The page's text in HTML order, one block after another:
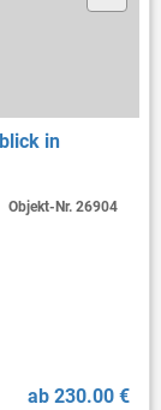
in
ab 230.00 €
Objekt-Nr.26904